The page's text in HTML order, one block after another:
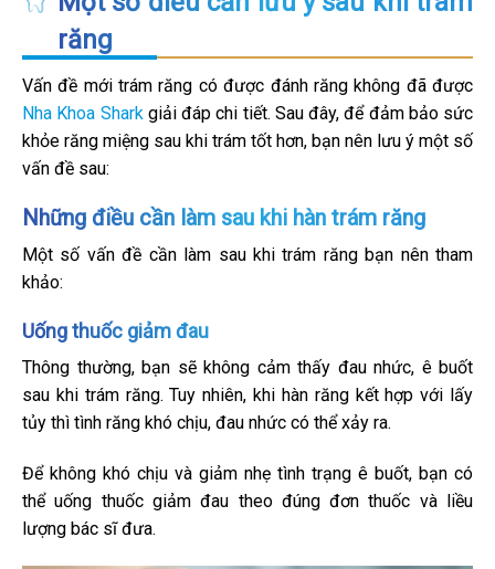
răng
Vấn đề mới trám răng có được đánh răng không đã được
Nha Khoa Sharkgiải đáp chi tiết. Sau đây, để đảm bảo sức
khỏe răng miệng sau khi trám tốt hơn, bạn nên lưu ý một số
vấn đề sau:
Những điều cần làm sau khi hàn trám răng
Một số vấn đề cần làm sau khi trám răng bạn nên tham
khảo:
Uống thuốc giảm đau
Thông thường, bạn sẽ không cảm thấy đau nhức, ê buốt
sau khi trám răng. Tuy nhiên, khi hàn răng kết hợp với lấy
tủy thì tình răng khó chịu, đau nhức có thể xảy ra.
Để không khó chịu và giảm nhẹ tình trạng ê buốt, bạn có
thể uống thuốc giảm đau theo đúng đơn thuốc và liều
lượng bác sĩ đưa.